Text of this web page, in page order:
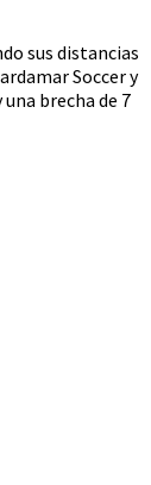
sus distancias
Soccer y
brecha de 7